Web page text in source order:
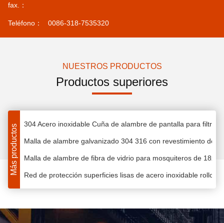
fax.：
Teléfono： 0086-318-7535320
NUESTROS PRODUCTOS
Productos superiores
Más productos
Malla mosquitera retráctil resistente a álcalis de fibra de vidrio
ROLLO DE MALLA METÁLICA EXPANDIDA MICRO FLYING
Cercado de bobina de alambre de púas galvanizado 316 de
Malla de alambre filtrante de acero inoxidable 304 pulido
304 Acero inoxidable Cuña de alambre de pantalla para
Malla de alambre galvanizado 304 316 con revestimiento de
Malla de alambre de fibra de vidrio para mosquiteros de
Red de protección superficies lisas de acero inoxidable rollo
Enlace de cadena revestido de plástico verde Cercas de